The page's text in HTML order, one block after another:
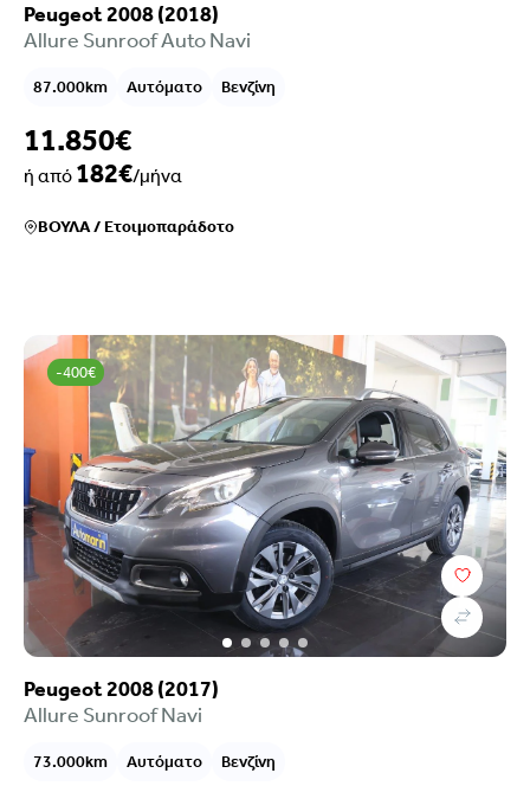
Peugeot 2008 (2018)
Allure Sunroof Auto Navi
87.000km Αυτόματο Βενζίνη
11.850€
ή από 182€/μήνα
ΒΟΥΛΑ/Ετοιμοπαράδοτο
-400€
Peugeot 2008 (2017)
Allure Sunroof Navi
73.000km Αυτόματο Βενζίνη